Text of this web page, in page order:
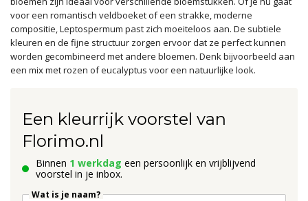
voor een romantisch veldboeket of een strakke, moderne
compositie, Leptospermum past zich moeiteloos aan. De subtiele
kleuren en de fijne structuur zorgen ervoor dat ze perfect kunnen
worden gecombineerd met andere bloemen. Denk bijvoorbeeld aan
een mix met rozen of eucalyptus voor een natuurlijke look.
Een kleurrijk voorstel van
Florimo.nl
Binnen 1 werkdag een persoonlijk en vrijblijvend
voorstel in je inbox.
Wat is je naam?